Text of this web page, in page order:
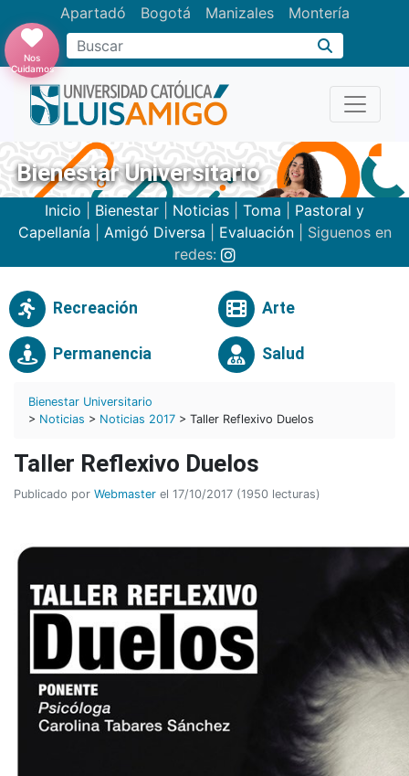
Apartadó Bogotá Manizales Montería
Buscar
Nos
Cuidamos
Bienestar Universitario
Inicio Bienestar Noticias Toma
Pastoral y
Capellanía
Amigó Diversa Evaluación| Siguenos en
redes:
Recreación Arte
Permanencia Salud
Bienestar Universitario
> Noticias > Noticias 2017 > Taller Reflexivo Duelos
Taller Reflexivo Duelos
Publicado por Webmaster el 17/10/2017 (1950 lecturas)